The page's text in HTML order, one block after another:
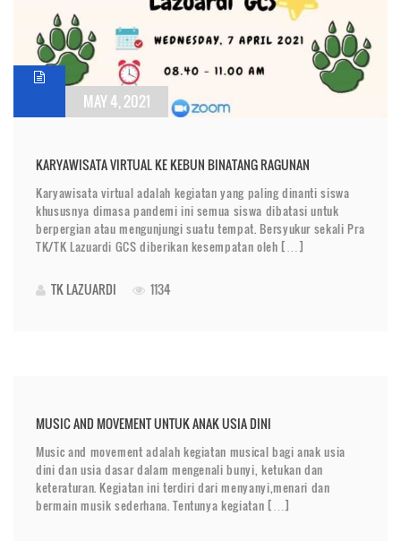
MAY 4, 2021
KARYAWISATA VIRTUAL KE KEBUN BINATANG RAGUNAN
Karyawisata virtual adalah kegiatan yang paling dinanti siswa
khususnya dimasa pandemi ini semua siswa dibatasi untuk
berpergian atau mengunjungi suatu tempat. Bersyukur sekali Pra
TK/TK Lazuardi GCS diberikan kesempatan oleh […]
TK LAZUARDI 1134
MUSIC AND MOVEMENT UNTUK ANAK USIA DINI
Music and movement adalah kegiatan musical bagi anak usia
dini dan usia dasar dalam mengenali bunyi, ketukan dan
keteraturan. Kegiatan ini terdiri dari menyanyi,menari dan
bermain musik sederhana. Tentunya kegiatan […]